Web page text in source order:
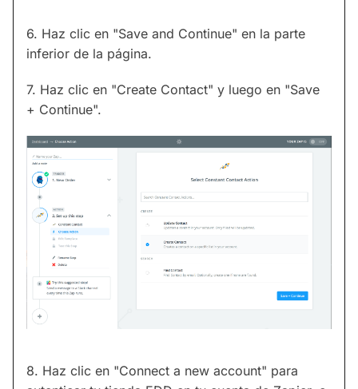
6. Haz clic en "Save and Continue" en la parte
inferior de la página.
7. Haz clic en "Create Contact" y luego en "Save
+ Continue".
8. Haz clic en "Connect a new account" para